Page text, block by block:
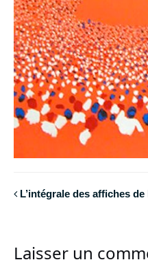
L’intégrale des affiches
Laisser un